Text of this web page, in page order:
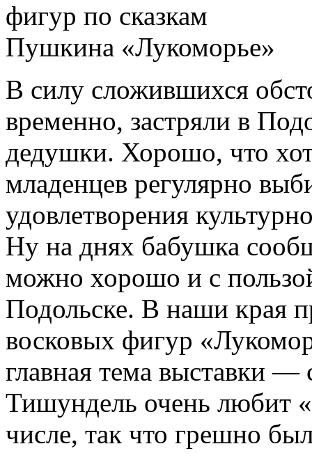
В силу сложившихся
временно, застряли в
дедушки. Хорошо, что
младенцев регулярно
удовлетворения
Ну на днях бабушка
можно хорошо и с
Подольске. В наши края
восковых фигур
главная тема выставки
Тишундель очень любит
числе, так что грешно